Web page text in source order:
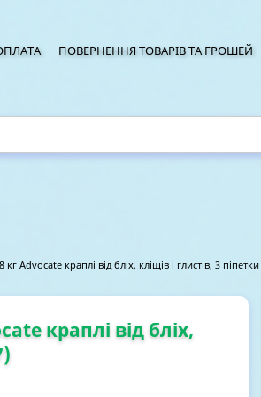
ПОВЕРНЕННЯ ТОВАРІВ ТА ГРОШЕЙ
кг Advocate краплі від бліх, кліщів і глистів, 3
краплі від бліх,